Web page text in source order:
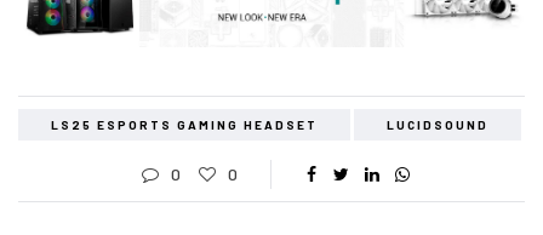
LS25 ESPORTS GAMING HEADSET LUCIDSOUND
0 0